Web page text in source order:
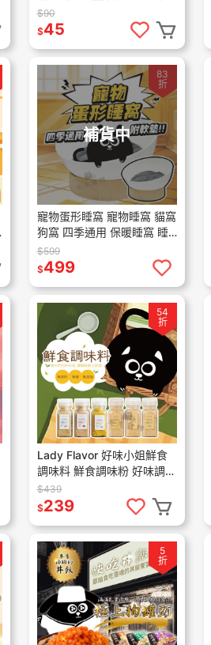
食 犬零食 雞肉
$90
$45
補貨中
83
折
寵物蛋形睡窩 寵物睡窩 貓窩
狗窩 四季通用 保暖睡窩 睡
窩
$599
$499
54
折
Lady Flavor 好味小姐鮮食
調味料 鮮食調味粉 好味調味
料 好味鮮食粉 調料粉 貓肉
鬆 凍乾鬆 貓零食 乾乾佐料
$439
$239
5
折